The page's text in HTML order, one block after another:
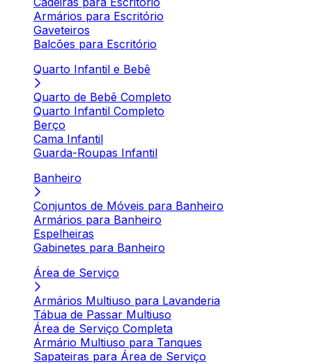
Armários para Escritório
Gaveteiros
Balcões para Escritório
Quarto Infantil e Bebê
Quarto de Bebê Completo
Quarto Infantil Completo
Berço
Cama Infantil
Guarda-Roupas Infantil
Banheiro
Conjuntos de Móveis para Banheiro
Armários para Banheiro
Espelheiras
Gabinetes para Banheiro
Área de Serviço
Armários Multiuso para Lavanderia
Tábua de Passar Multiuso
Área de Serviço Completa
Armário Multiuso para Tanques
Sapateiras para Área de Serviço